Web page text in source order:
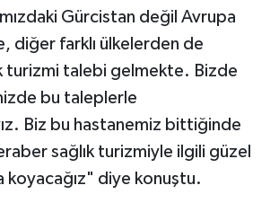
Gürcistan değil Avrupa
diğer farklı ülkelerden de
turizmi talebi gelmekte. Bizde
bu taleplerle
Biz bu hastanemiz bittiğinde
sağlık turizmiyle ilgili güzel
diye konuştu.